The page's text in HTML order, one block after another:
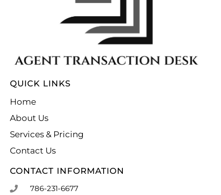
QUICK LINKS
Home
About Us
Services & Pricing
Contact Us
CONTACT INFORMATION
786-231-6677